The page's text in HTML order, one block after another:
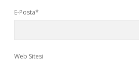
E-Posta*
Web Sitesi